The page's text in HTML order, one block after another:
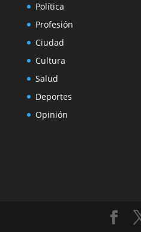
Política
Profesión
Ciudad
Cultura
Salud
Deportes
Opinión